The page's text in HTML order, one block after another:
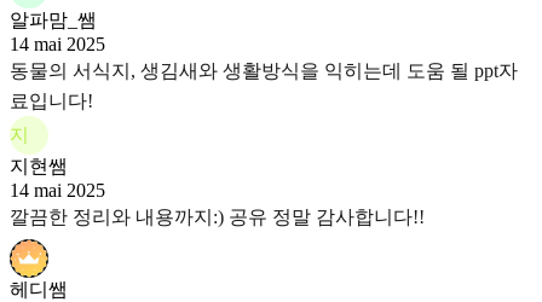
알파맘_쌤
14 mai 2025
동물의 서식지, 생김새와 생활방식을 익히는데 도움 될 ppt자
료입니다!
지
지현쌤
14 mai 2025
깔끔한 정리와 내용까지:) 공유 정말 감사합니다!!
헤디쌤